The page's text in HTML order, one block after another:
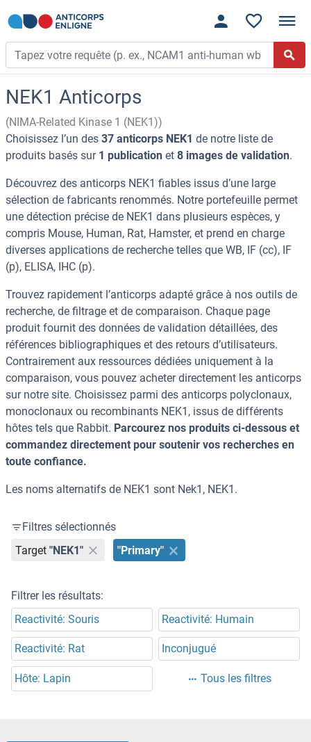
NEK1 Anticorps
(NIMA-Related Kinase 1 (NEK1))
Choisissez l’un des 37 anticorps NEK1 de notre liste de
produits basés sur 1 publication et 8 images de validation.
Découvrez des anticorps NEK1 fiables issus d’une large
sélection de fabricants renommés. Notre portefeuille permet
une détection précise de NEK1 dans plusieurs espèces, y
compris Mouse, Human, Rat, Hamster, et prend en charge
diverses applications de recherche telles que WB, IF (cc), IF
(p), ELISA, IHC (p).
Trouvez rapidement l’anticorps adapté grâce à nos outils de
recherche, de filtrage et de comparaison. Chaque page
produit fournit des données de validation détaillées, des
références bibliographiques et des retours d’utilisateurs.
Contrairement aux ressources dédiées uniquement à la
comparaison, vous pouvez acheter directement les anticorps
sur notre site. Choisissez parmi des anticorps polyclonaux,
monoclonaux ou recombinants NEK1, issus de différents
hôtes tels que Rabbit. Parcourez nos produits ci-dessous et
commandez directement pour soutenir vos recherches en
toute confiance.
Les noms alternatifs de NEK1 sont Nek1, NEK1.
Filtres sélectionnés
Target "NEK1" "Primary"
Filtrer les résultats:
Reactivité: Souris
Reactivité: Humain
Reactivité: Rat Inconjugué
Hôte: Lapin Tous les filtres